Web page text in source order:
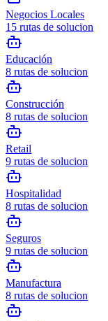
Negocios Locales
15 rutas de solucion
Educación
8 rutas de solucion
Construcción
8 rutas de solucion
Retail
9 rutas de solucion
Hospitalidad
8 rutas de solucion
Seguros
9 rutas de solucion
Manufactura
8 rutas de solucion